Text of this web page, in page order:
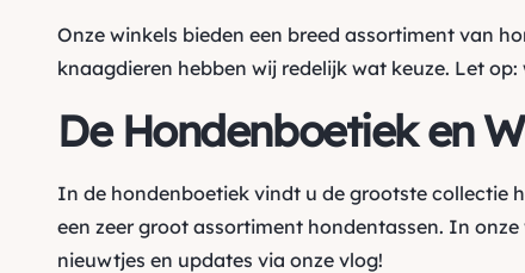
Onze winkels bieden een breed assortiment van
knaagdieren hebben wij redelijk wat keuze. Let op:
De Hondenboetiek en
In de hondenboetiek vindt u de grootste collectie
een zeer groot assortiment hondentassen. In
nieuwtjes en updates via onze vlog!